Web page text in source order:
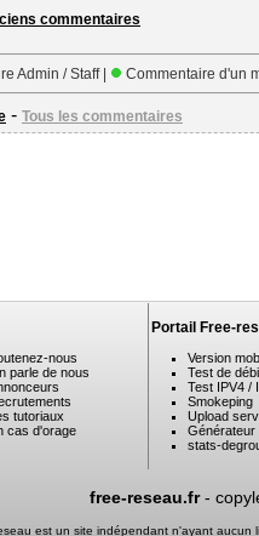
commentaires
Admin / Staff | Commentaire d'un
- Tous les commentaires
nous
parle de nous
tutoriaux
cas d'orage
Portail Free-
Version
Test de
Test IPV4 /
Smokeping
Upload
Générateur
stats-
free-reseau.fr-
est un site indépendant n'ayant aucun